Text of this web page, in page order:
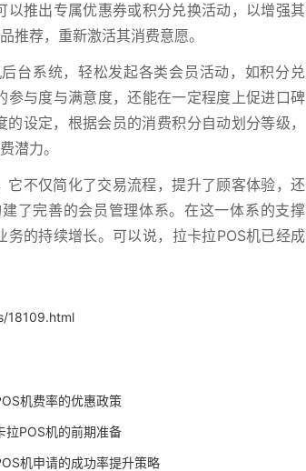
推出专属优惠券或积分兑换活动，以增强其
推荐，重新激活其消费意愿。
台系统，轻松发起各类会员活动，如积分兑
与度与满意度，还能在一定程度上促进口碑
设定，根据会员的消费积分自动划分等级，
潜力。
不仅简化了交易流程，提升了顾客体验，还
了完善的会员管理体系。在这一体系的支撑
的持续增长。可以说，拉卡拉POS机已经成
18109.html
机费率的优惠政策
拉POS机的前期准备
机申请的成功率提升策略